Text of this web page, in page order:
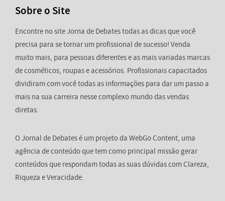
Sobre o Site
Encontre no site Jorna de Debates todas as dicas que você
precisa para se tornar um profissional de sucesso! Venda
muito mais, para pessoas diferentes e as mais variadas marcas
de cosméticos, roupas e acessórios. Profissionais capacitados
dividiram com você todas as informações para dar um passo a
mais na sua carreira nesse complexo mundo das vendas
diretas.
O Jornal de Debates é um projeto da WebGo Content, uma
agência de conteúdo que tem como principal missão gerar
conteúdos que respondam todas as suas dúvidas com Clareza,
Riqueza e Veracidade.